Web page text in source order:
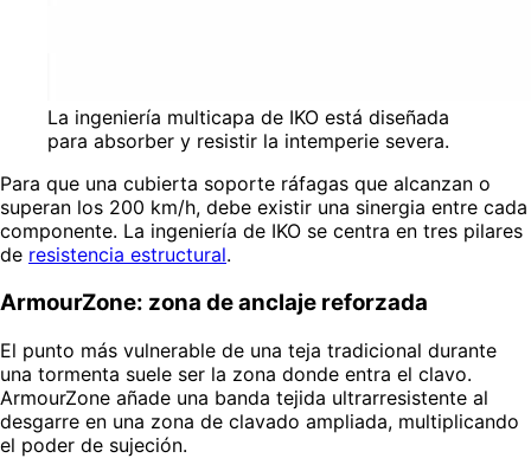
La ingeniería multicapa de IKO está diseñada
para absorber y resistir la intemperie severa.
Para que una cubierta soporte ráfagas que alcanzan o
superan los 200 km/h, debe existir una sinergia entre cada
componente. La ingeniería de IKO se centra en tres pilares
de resistencia estructural.
ArmourZone: zona de anclaje reforzada
El punto más vulnerable de una teja tradicional durante
una tormenta suele ser la zona donde entra el clavo.
ArmourZone añade una banda tejida ultrarresistente al
desgarre en una zona de clavado ampliada, multiplicando
el poder de sujeción.